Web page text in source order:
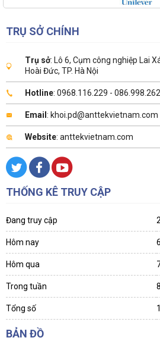
TRỤ SỞ CHÍNH
Trụ sở: Lô 6, Cụm công nghiệp Lai
Hoài Đức, TP. Hà Nội
Hotline: 0968.116.229 -
Email: khoi.pd@anttekvietnam.com
Website: anttekvietnam.com
THỐNG KÊ TRUY CẬP
Đang truy cập
Hôm nay
Hôm qua
Trong tuần
Tổng số
BẢN ĐỒ